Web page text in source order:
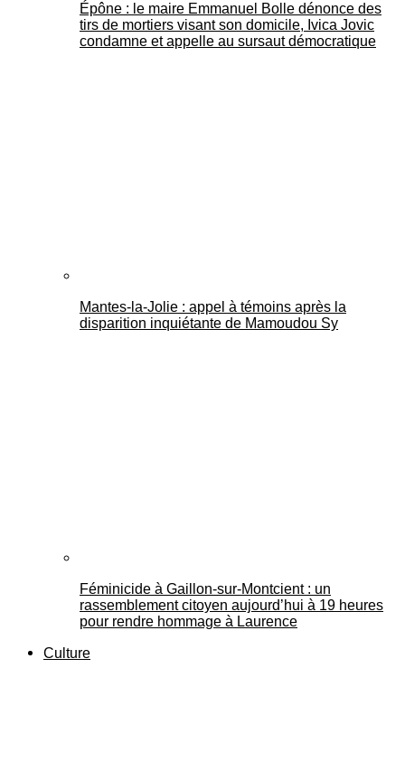
Épône : le maire Emmanuel Bolle dénonce des
tirs de mortiers visant son domicile, Ivica Jovic
condamne et appelle au sursaut démocratique
Mantes-la-Jolie : appel à témoins après la
disparition inquiétante de Mamoudou Sy
Féminicide à Gaillon‑sur‑Montcient : un
rassemblement citoyen aujourd’hui à 19 heures
pour rendre hommage à Laurence
Culture